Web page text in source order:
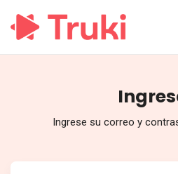
Ingrese su correo y